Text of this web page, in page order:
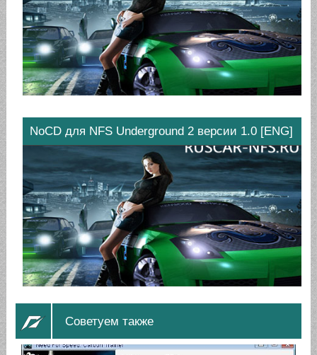
NoCD для NFS Underground 2 версии 1.0 [ENG]
Советуем также